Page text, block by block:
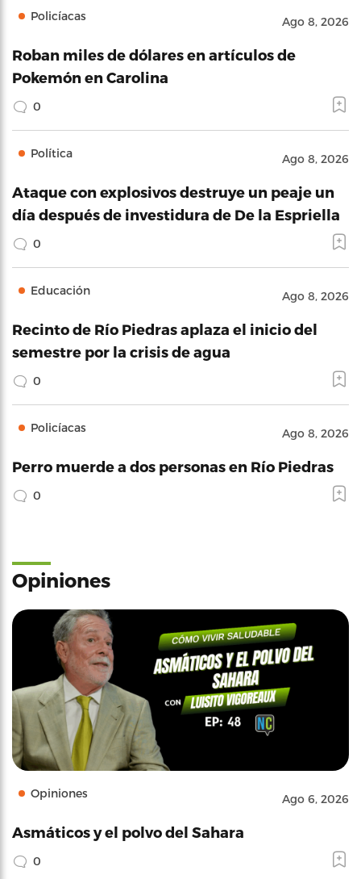
Policíacas Ago 8, 2026
Roban miles de dólares en artículos de
Pokemón en Carolina
0
Política Ago 8, 2026
Ataque con explosivos destruye un peaje un
día después de investidura de De la Espriella
0
Educación Ago 8, 2026
Recinto de Río Piedras aplaza el inicio del
semestre por la crisis de agua
0
Policíacas Ago 8, 2026
Perro muerde a dos personas en Río Piedras
0
Opiniones
Opiniones Ago 6, 2026
Asmáticos y el polvo del Sahara
0